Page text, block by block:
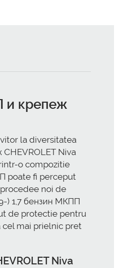
и крепеж
la diversitatea
Niva
o compozitie
poate fi perceput
noi de
) 1,7 бензин МКПП
de protectie pentru
cel mai prielnic pret
Niva